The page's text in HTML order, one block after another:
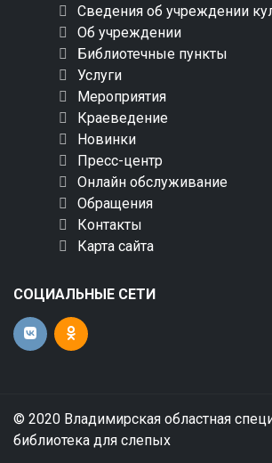
Сведения об учреждении
Об учреждении
Библиотечные пункты
Услуги
Мероприятия
Краеведение
Новинки
Пресс-центр
Онлайн обслуживание
Обращения
Контакты
Карта сайта
СОЦИАЛЬНЫЕ СЕТИ
© 2020 Владимирская областная
библиотека для слепых